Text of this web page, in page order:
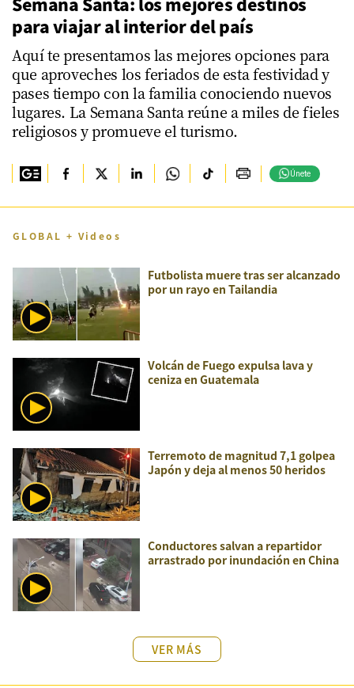
seconds
para viajar al interior del país
Aquí te presentamos las mejores opciones para
que aproveches los feriados de esta festividad y
pases tiempo con la familia conociendo nuevos
lugares. La Semana Santa reúne a miles de fieles
religiosos y promueve el turismo.
Únete
GLOBAL + Videos
Futbolista muere tras ser alcanzado
por un rayo en Tailandia
Volcán de Fuego expulsa lava y
ceniza en Guatemala
Terremoto de magnitud 7,1 golpea
Japón y deja al menos 50 heridos
Conductores salvan a repartidor
arrastrado por inundación en China
VER MÁS